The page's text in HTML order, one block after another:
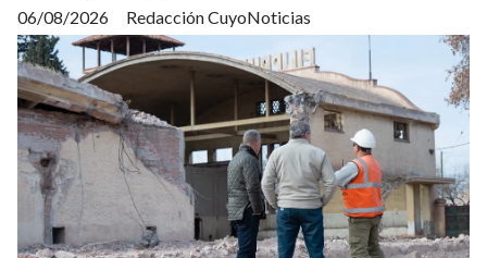
Redacción CuyoNoticias
06/08/2026